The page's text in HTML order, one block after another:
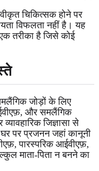
चिकित्सक होने पर
विफलता नहीं है। यह
तरीका है जिसे कोई
जोड़ों के लिए
और समलैंगिक
जिज्ञासा से
पर प्रजनन जहां कानूनी
पारस्परिक आईवीएफ़,
माता-पिता न बनने का